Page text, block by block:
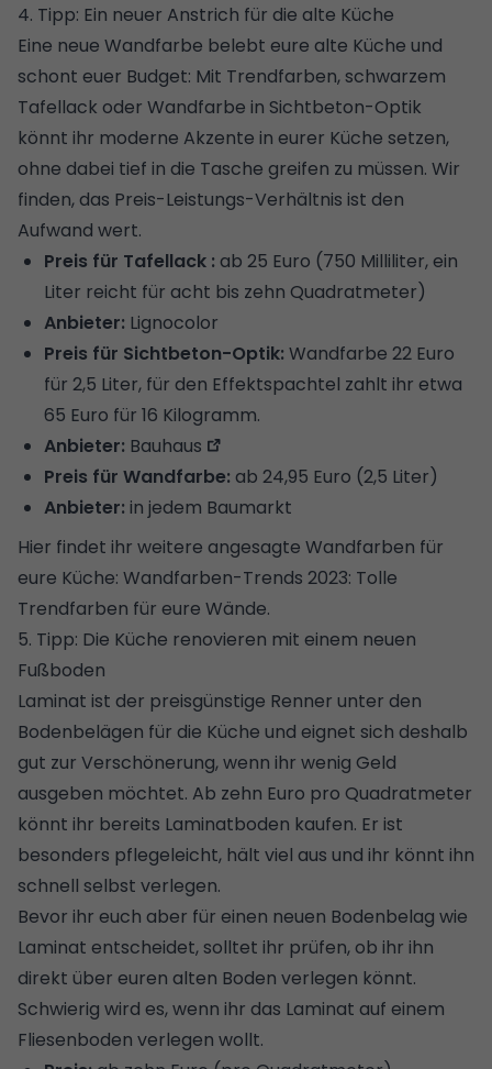
4. Tipp: Ein neuer Anstrich für die alte Küche
Eine neue Wandfarbe belebt eure alte Küche und
schont euer Budget: Mit Trendfarben, schwarzem
Tafellack oder Wandfarbe in Sichtbeton-Optik
könnt ihr moderne Akzente in eurer Küche setzen,
ohne dabei tief in die Tasche greifen zu müssen. Wir
finden, das Preis-Leistungs-Verhältnis ist den
Aufwand wert.
Preis für Tafellack : ab 25 Euro (750 Milliliter, ein
Liter reicht für acht bis zehn Quadratmeter)
Anbieter: Lignocolor
Preis für Sichtbeton-Optik: Wandfarbe 22 Euro
für 2,5 Liter, für den Effektspachtel zahlt ihr etwa
65 Euro für 16 Kilogramm.
Anbieter: Bauhaus
Preis für Wandfarbe: ab 24,95 Euro (2,5 Liter)
Anbieter: in jedem Baumarkt
Hier findet ihr weitere angesagte Wandfarben für
eure Küche: Wandfarben-Trends 2023: Tolle
Trendfarben für eure Wände.
5. Tipp: Die Küche renovieren mit einem neuen
Fußboden
Laminat ist der preisgünstige Renner unter den
Bodenbelägen für die Küche und eignet sich deshalb
gut zur Verschönerung, wenn ihr wenig Geld
ausgeben möchtet. Ab zehn Euro pro Quadratmeter
könnt ihr bereits Laminatboden kaufen. Er ist
besonders pflegeleicht, hält viel aus und ihr könnt ihn
schnell selbst verlegen.
Bevor ihr euch aber für einen neuen Bodenbelag wie
Laminat entscheidet, solltet ihr prüfen, ob ihr ihn
direkt über euren alten Boden verlegen könnt.
Schwierig wird es, wenn ihr das Laminat auf einem
Fliesenboden verlegen wollt.